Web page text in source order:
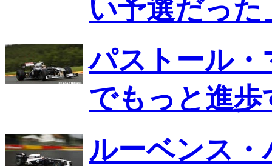
い予選だった
パストール
でもっと進
ルーベンス